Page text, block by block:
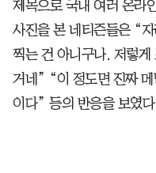
제목으로 국내 여러 온라
사진을 본 네티즌들은 “
찍는 건 아니구나. 저렇게
거네” “이 정도면 진짜
이다” 등의 반응을 보였